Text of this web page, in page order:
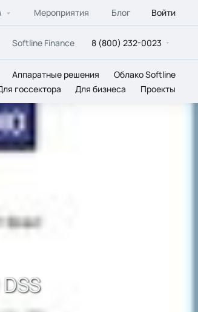
Мероприятия Блог Войти
Softline Finance 8 (800) 232-0023
Аппаратные решения
Облако Softline
госсектора Для бизнеса Проекты